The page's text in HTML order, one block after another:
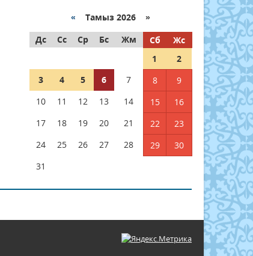
« Тамыз 2026 »
Дс
Сс Ср Бс Жм Сб
Жс
1
2
3
4 5 6 7 8
9
10
11 12 13 14 15
16
17
18 19 20 21 22
23
24
25 26 27 28 29
30
31